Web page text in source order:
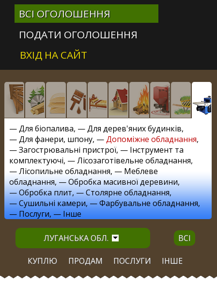
ВСІ ОГОЛОШЕННЯ
ПОДАТИ ОГОЛОШЕННЯ
ВХІД НА САЙТ
—Для біопалива, —Для дерев'яних будинків,
—Для фанери, шпону, —Допоміжне обладнання,
—Загострювальні пристрої, — Інструмент та
комплектуючі, —Лісозаготівельне обладнання,
—Лісопильне обладнання, — Меблеве
обладнання, —Обробка масивної деревини,
—Обробка плит, —Столярне обладнання,
—Сушильні камери, —Фарбувальне обладнання,
—Послуги, —Інше
ЛУГАНСЬКА ОБЛ. ВСІ
КУПЛЮ ПРОДАМ ПОСЛУГИ ІНШЕ